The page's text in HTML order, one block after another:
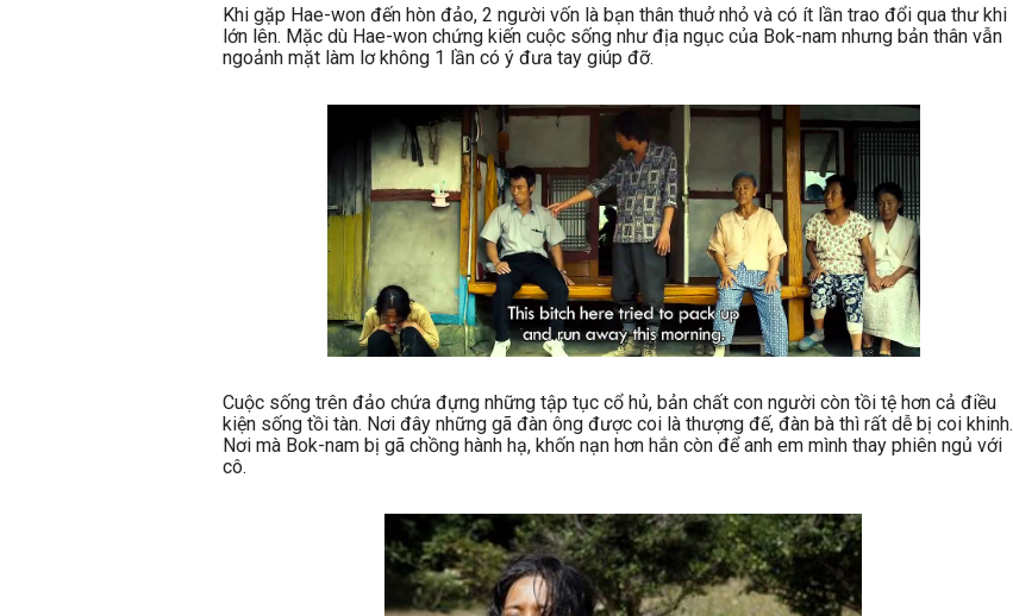
Khi gặp Hae-won đến hòn đảo, 2 người vốn là bạn thân thuở nhỏ và có ít lần trao đổi qua thư khi
lớn lên. Mặc dù Hae-won chứng kiến cuộc sống như địa ngục của Bok-nam nhưng bản thân vẫn
ngoảnh mặt làm lơ không 1 lần có ý đưa tay giúp đỡ.
Cuộc sống trên đảo chứa đựng những tập tục cổ hủ, bản chất con người còn tồi tệ hơn cả điều
kiện sống tồi tàn. Nơi đây những gã đàn ông được coi là thượng đế, đàn bà thì rất dễ bị coi khinh.
Nơi mà Bok-nam bị gã chồng hành hạ, khốn nạn hơn hắn còn để anh em mình thay phiên ngủ với
cô.